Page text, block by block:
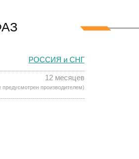
РОССИЯ и СНГ
12 месяцев
предусмотрен производителем)